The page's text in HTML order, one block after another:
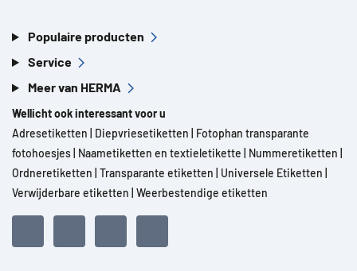
Populaire producten
Service
Meer van HERMA
Wellicht ook interessant voor u
Adresetiketten
Diepvriesetiketten
Fotophan transparante
fotohoesjes Naametiketten en textieletikette Nummeretiketten
Ordneretiketten Transparante etiketten Universele Etiketten
Verwijderbare etiketten Weerbestendige etiketten